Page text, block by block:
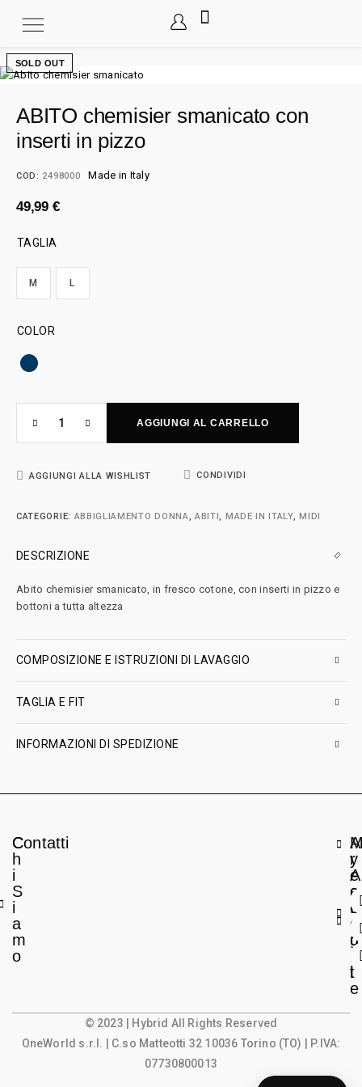
SOLD OUT
ABITO chemisier smanicato con
inserti in pizzo
COD: 2498000 Made in Italy
49,99 €
TAGLIA
M L
COLOR
AGGIUNGI AL CARRELLO
AGGIUNGI ALLA WISHLIST CONDIVIDI
CATEGORIE: ABBIGLIAMENTO DONNA, ABITI, MADE IN ITALY,MIDI
DESCRIZIONE
Abito chemisier smanicato, in fresco cotone, con inserti in pizzo e
bottoni a tutta altezza
COMPOSIZIONE E ISTRUZIONI DI LAVAGGIO
TAGLIA E FIT
INFORMAZIONI DI SPEDIZIONE
C
h
i
S
i
a
m
o
Contatti
A
r
e
a
L
e
g
l
e
y
A
c
c
o
u
t
© 2023 | Hybrid All Rights Reserved
OneWorld s.r.l.
| C.so Matteotti 32 10036 Torino (TO) | P.IVA:
07730800013